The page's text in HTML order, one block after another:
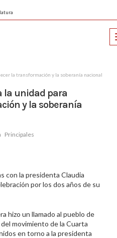
la transformación y la soberanía nacional
la unidad para
y la soberanía
Principales
con la presidenta Claudia
por los dos años de su
hizo un llamado al pueblo de
movimiento de la Cuarta
en torno a la presidenta